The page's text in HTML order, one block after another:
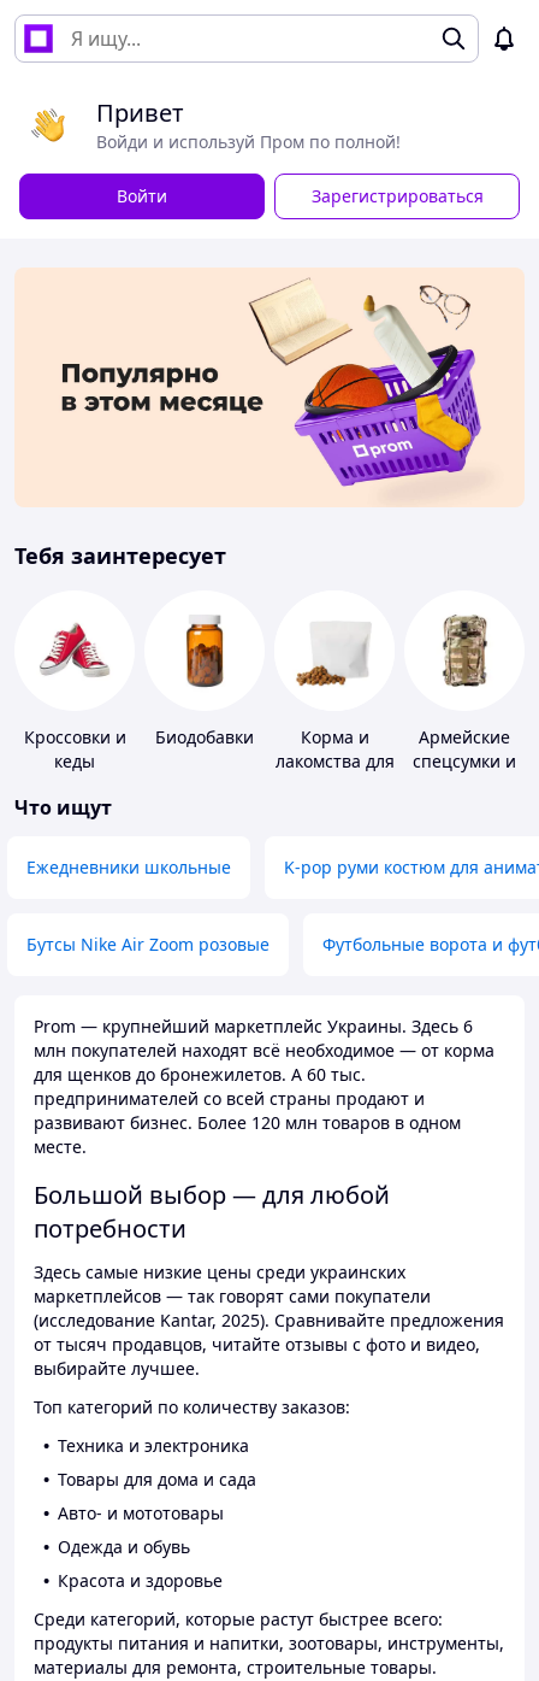
Привет
Войди и используй Пром по полной!
Войти Зарегистрироваться
Тебя заинтересует
Кроссовки и
кеды
Биодобавки
Корма и
лакомства для
Армейские
спецсумки и
Что ищут
Ежедневники школьные K-pop руми костюм для
Бутсы Nike Air Zoom розовые Футбольные ворота и
Prom — крупнейший маркетплейс Украины. Здесь 6
млн покупателей находят всё необходимое — от корма
для щенков до бронежилетов. А 60 тыс.
предпринимателей со всей страны продают и
развивают бизнес. Более 120 млн товаров в одном
месте.
Большой выбор — для любой
потребности
Здесь самые низкие цены среди украинских
маркетплейсов — так говорят сами покупатели
(исследование Kantar, 2025). Сравнивайте предложения
от тысяч продавцов, читайте отзывы с фото и видео,
выбирайте лучшее.
Топ категорий по количеству заказов:
Техника и электроника
Товары для дома и сада
Авто- и мототовары
Одежда и обувь
Красота и здоровье
Среди категорий, которые растут быстрее всего:
продукты питания и напитки, зоотовары, инструменты,
материалы для ремонта, строительные товары.